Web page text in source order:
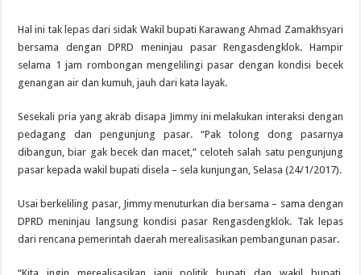
Hal ini tak lepas dari sidak Wakil bupati Karawang Ahmad Zamakhsyari
bersama dengan DPRD meninjau pasar Rengasdengklok. Hampir
selama 1 jam rombongan mengelilingi pasar dengan kondisi becek
genangan air dan kumuh, jauh dari kata layak.
Sesekali pria yang akrab disapa Jimmy ini melakukan interaksi dengan
pedagang dan pengunjung pasar. “Pak tolong dong pasarnya
dibangun, biar gak becek dan macet,” celoteh salah satu pengunjung
pasar kepada wakil bupati disela – sela kunjungan, Selasa (24/1/2017).
Usai berkeliling pasar, Jimmy menuturkan dia bersama – sama dengan
DPRD meninjau langsung kondisi pasar Rengasdengklok. Tak lepas
dari rencana pemerintah daerah merealisasikan pembangunan pasar.